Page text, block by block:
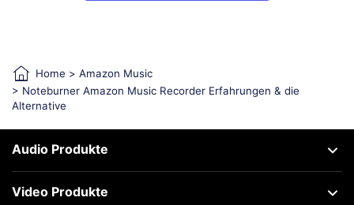
Home > Amazon Music
> Noteburner Amazon Music Recorder Erfahrungen & die
Alternative
Audio Produkte
Video Produkte